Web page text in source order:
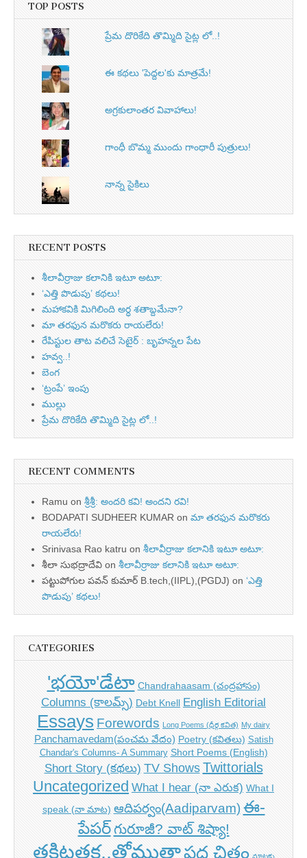
TOP POSTS
ప్రేమ దొరికేది తొమ్మిది సైట్ల లో..!
ఈ కథలు 'పెద్దల'కు మాత్రమే!
అగ్రకులాంతర వివాహాలు!
గాంధీ బొమ్మ ముందు గాంధారీ పుత్రులు!
నాన్న సైకిలు
RECENT POSTS
శీలావీర్రాజు కలానికి ఇటూ అటూ:
‘ఎత్తి పొడుపు’ కథలు!
మహాకవికి మిగిలింది అర్ధ శతాబ్దమేనా?
మా తరఫున మరొకరు రాయలేరు!
రేపిస్టుల తాట వలిచే సెటైర్ : బృహన్నల పేట
హవ్వ..!
బెంగ
‘ట్రంపే’ ఇంపు
ముల్లు
ప్రేమ దొరికేది తొమ్మిది సైట్ల లో..!
RECENT COMMENTS
Ramu on శ్రీశ్రీ: అందరి కవి! అందని రవి!
BODAPATI SUDHEER KUMAR on మా తరఫున మరొకరు
రాయలేరు!
Srinivasa Rao katru on శీలావీర్రాజు కలానికి ఇటూ అటూ:
శీలా సుభద్రాదేవి on శీలావీర్రాజు కలానికి ఇటూ అటూ:
పట్టుపోగుల పవన్ కుమార్ B.tech,(IIPL),(PGDJ) on ‘ఎత్తి
పొడుపు’ కథలు!
CATEGORIES
'భయో'డేటా Chandrahaasam (చంద్రహాసం)
Columns (కాలమ్స్) Debt Knell English Editorial
Essays Forewords Long Poems (ధీర్గ కవిత) My dairy
Panchamavedam(పంచమ వేదం) Poetry (కవితలు) Satish
Chandar's Columns- A Summary Short Poems (English)
Short Story (కథలు) TV Shows Twittorials
Uncategorized What I hear (నా ఎరుక) What I
speak (నా మాట) ఆదిపర్వం(Aadiparvam) ఈ-
పేపర్గురూజీ? వాట్ శిష్యా!
తకిటతక..తోముతాపద చిత్రం మాటకు